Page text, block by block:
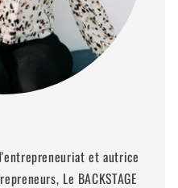
et autrice
Le BACKSTAGE